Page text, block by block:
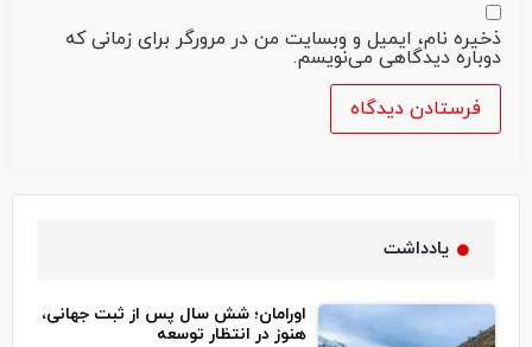
ذخیره نام، ایمیل و وبسایت من در مرورگر برای زمانی که
دوباره دیدگاهی می‌نویسم.
یادداشت
اورامان؛ شش سال پس از ثبت جهانی،
هنوز در انتظار توسعه